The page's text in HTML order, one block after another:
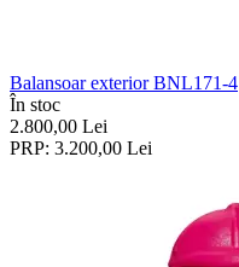
Balansoar exterior BNL171-4
În stoc
2.800,00 Lei
PRP: 3.200,00 Lei